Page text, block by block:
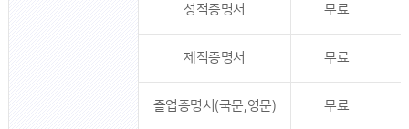
성적증명서 무료
제적증명서 무료
졸업증명서(국문,영문) 무료